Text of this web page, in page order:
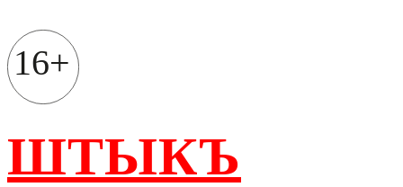
содержимому
16+
ШТЫКЪ